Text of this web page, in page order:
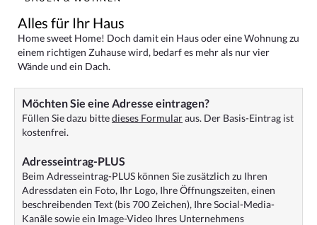
Alles für Ihr Haus
Home sweet Home! Doch damit ein Haus oder eine Wohnung zu
einem richtigen Zuhause wird, bedarf es mehr als nur vier
Wände und ein Dach.
Möchten Sie eine Adresse eintragen?
Füllen Sie dazu bittedieses Formularaus. Der Basis-Eintrag ist
kostenfrei.
Adresseintrag-PLUS
Beim Adresseintrag-PLUS können Sie zusätzlich zu Ihren
Adressdaten ein Foto, Ihr Logo, Ihre Öffnungszeiten, einen
beschreibenden Text (bis 700 Zeichen), Ihre Social-Media-
Kanäle sowie ein Image-Video Ihres Unternehmens